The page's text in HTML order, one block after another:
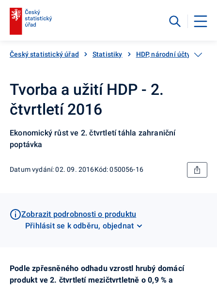
Český statistický úřad Statistiky HDP, národní účty
Tvorba a užití HDP - 2.
čtvrtletí 2016
Ekonomický růst ve 2. čtvrtletí táhla zahraniční
poptávka
Datum vydání: 02. 09. 2016Kód: 050056-16
Zobrazit podrobnosti o produktu
Přihlásit se k odběru, objednat
Podle zpřesněného odhadu vzrostl hrubý domácí
produkt ve 2. čtvrtletí mezičtvrtletně o 0,9 % a